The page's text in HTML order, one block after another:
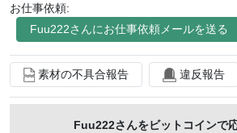
マロ 外
ペット キュート 日本犬 晴れ
和犬 陸の哺乳類 愛犬
昼 休憩 柴 家庭犬 家族
春 6月 生え変わり
お仕事依頼:
Fuu222さんにお仕事依頼メールを送る
素材の不具合報告 違反報告
Fuu222さんをビットコインで